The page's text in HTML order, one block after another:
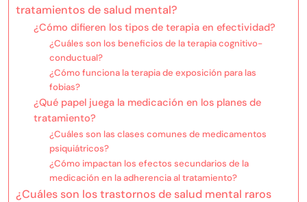
tratamientos de salud mental?
¿Cómo difieren los tipos de terapia en efectividad?
¿Cuáles son los beneficios de la terapia cognitivo-
conductual?
¿Cómo funciona la terapia de exposición para las
fobias?
¿Qué papel juega la medicación en los planes de
tratamiento?
¿Cuáles son las clases comunes de medicamentos
psiquiátricos?
¿Cómo impactan los efectos secundarios de la
medicación en la adherencia al tratamiento?
¿Cuáles son los trastornos de salud mental raros